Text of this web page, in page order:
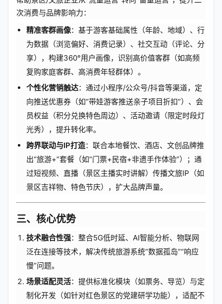
次消费与品牌影响力：
精准客群画像：基于游客基础属性（年龄、地域）、行
为数据（浏览偏好、消费记录）、社交互动（评论、分
享），构建360°用户画像，识别高价值客群（如高频
复购家庭客群、高消费年轻群体）。
个性化营销触达：通过小程序/公众号/抖音等渠道，定
向推送优惠券（如“带娃游客推送亲子项目折扣”）、会
员权益（积分兑换特色周边）、活动邀请（限定时段灯
光秀），提升转化率。
跨界联动与IP打造：联合本地餐饮、酒店、文创品牌推
出“旅游+”套餐（如“门票+民宿+非遗手作体验”）；通
过短视频、直播（景区主播实时讲解）传播文旅IP（如
景区吉祥物、特色节庆），扩大品牌声量。
三、核心优势
技术融合性强：整合5G低时延、AI智能分析、物联网
泛在连接等技术，解决传统旅游系统“数据孤岛”“响应
慢”问题。
场景适配灵活：提供标准化模块（如票务、导览）与定
制化开发（如针对红色景区的党建研学功能），适配不